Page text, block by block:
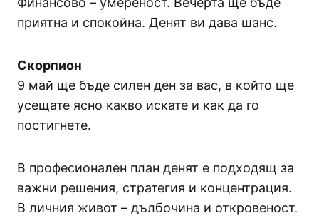
приятна и спокойна. Денят ви дава шанс.
Скорпион
9 май ще бъде силен ден за вас, в който ще
усещате ясно какво искате и как да го
постигнете.
В професионален план денят е подходящ за
важни решения, стратегия и концентрация.
В личния живот – дълбочина и откровеност.